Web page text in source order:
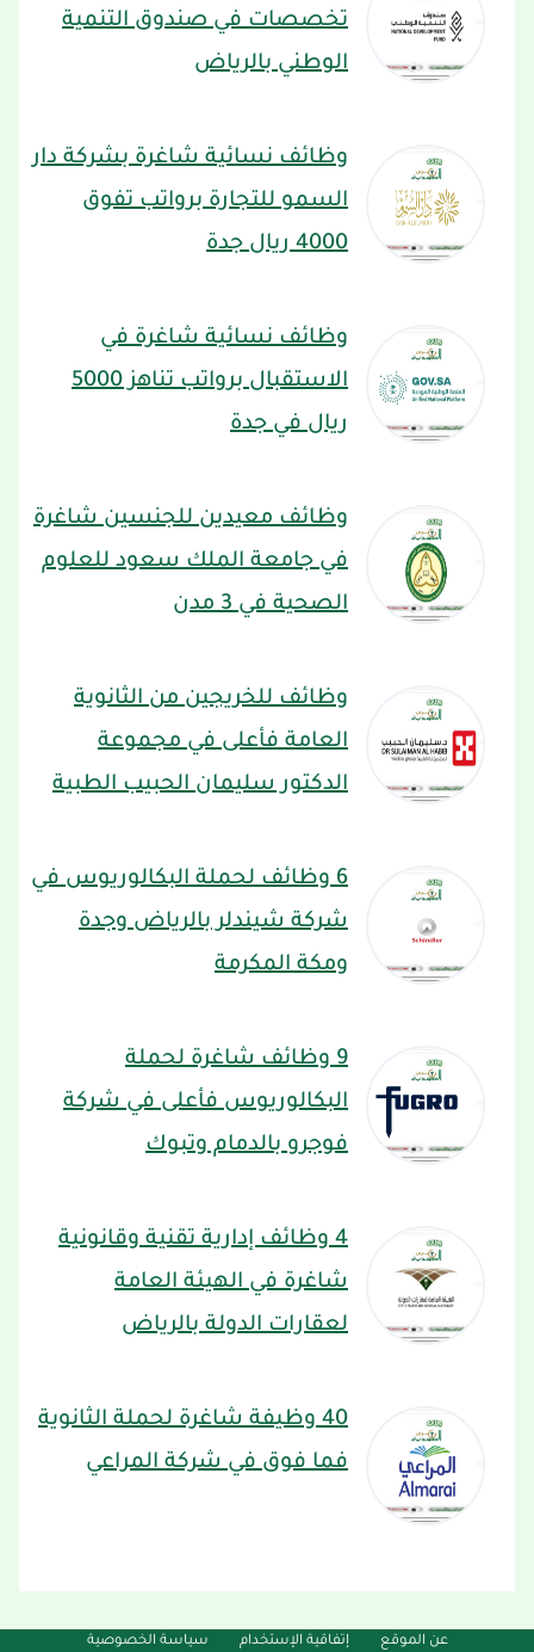
تخصصات في صندوق التنمية
الوطني بالرياض
وظائف نسائية شاغرة بشركة دار
السمو للتجارة برواتب تفوق
4000 ريال جدة
وظائف نسائية شاغرة في
الاستقبال برواتب تناهز 5000
ريال في جدة
وظائف معيدين للجنسين شاغرة
في جامعة الملك سعود للعلوم
الصحية في 3 مدن
وظائف للخريجين من الثانوية
العامة فأعلى في مجموعة
الدكتور سليمان الحبيب الطبية
6 وظائف لحملة البكالوريوس في
شركة شيندلر بالرياض وجدة
ومكة المكرمة
9 وظائف شاغرة لحملة
البكالوريوس فأعلى في شركة
فوجرو بالدمام وتبوك
4 وظائف إدارية تقنية وقانونية
شاغرة في الهيئة العامة
لعقارات الدولة بالرياض
40 وظيفة شاغرة لحملة الثانوية
فما فوق في شركة المراعي
عن الموقع إتفاقية الإستخدام سياسة الخصوصية